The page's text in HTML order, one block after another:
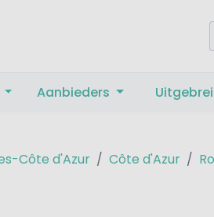
Aanbieders
Côte d'Azur Côte d'Azur